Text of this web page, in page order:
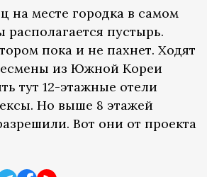
на месте городка в самом
располагается пустырь.
пока и не пахнет. Ходят
из Южной Кореи
тут 12-этажные отели
Но выше 8 этажей
Вот они от проекта